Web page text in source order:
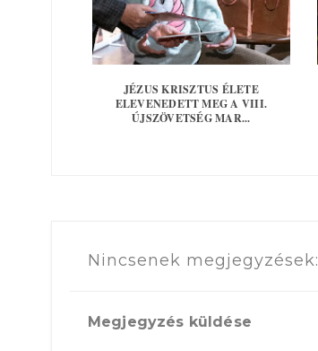
JÉZUS KRISZTUS ÉLETE
ELEVENEDETT MEG A VIII.
ÚJSZÖVETSÉG MAR...
Nincsenek megjegyzések:
Megjegyzés küldése